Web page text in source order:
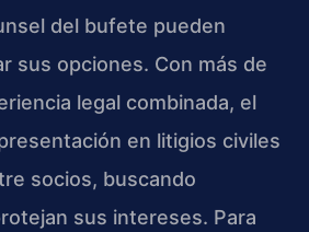
del bufete pueden
sus opciones. Con más de
legal combinada, el
en litigios civiles
socios, buscando
sus intereses. Para